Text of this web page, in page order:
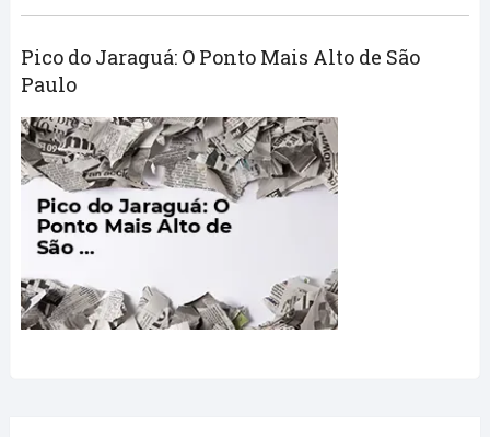
Pico do Jaraguá: O Ponto Mais Alto de São
Paulo